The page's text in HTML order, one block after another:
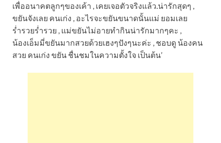
เพื่ออนาคตลูกๆของเค้า , เคยเจอตัวจริงแล้ว.น่ารักสุดๆ ,
ขยันจังเลย คนเก่ง , อะไรจะขยันขนาดนั้นแม่ ยอมเลย
ร่ำรวยร่ำรวย , แม่ขยันไม่อายทำกินน่ารักมากๆคะ ,
น้องเอ็มมี่ขยันมากสวยด้วยเฮงๆปังๆนะค่ะ , ชอบดู น้องคน
สวย คนเก่ง ขยัน ชื่นชมในความตั้งใจ เป็นต้น’